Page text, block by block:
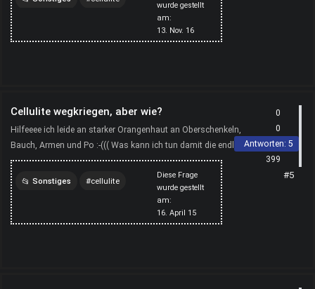
wurde gestellt
am:
13. Nov. 16
Cellulite wegkriegen, aber wie?
Hilfeeee ich leide an starker Orangenhaut an Oberschenkeln,
Bauch, Armen und Po :-((( Was kann ich tun damit die endlich
verschwindet? Habe auf cellulite-behandeln.com ge...
Diese Frage
wurde gestellt
am:
16. April 15
Sonstiges cellulite
bekämpfen wegkriegen
0
0
Antworten: 5
399
#5